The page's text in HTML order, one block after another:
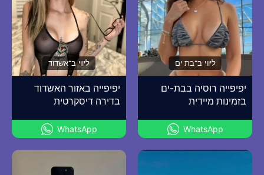
ליווי ב־בת ים
יפיפייה רוסיה בבת-ים
בזמינות מיידית
WhatsApp
ליווי ב־אשדוד
יפיפייה באזור האשדוד
בדירה דיסקרטית
WhatsApp